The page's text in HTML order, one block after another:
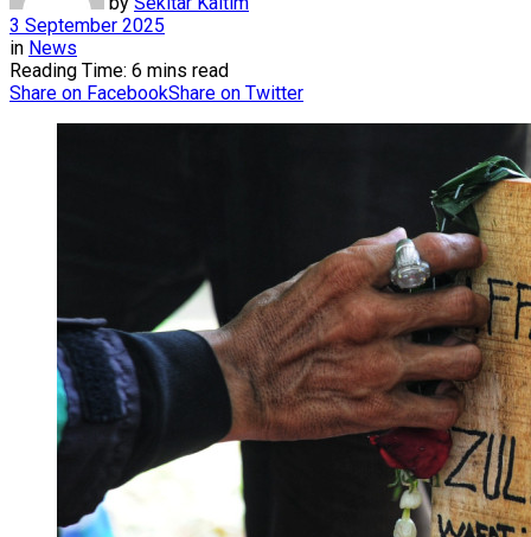
3 September 2025
in News
Reading Time: 6 mins read
Share on FacebookShare on Twitter